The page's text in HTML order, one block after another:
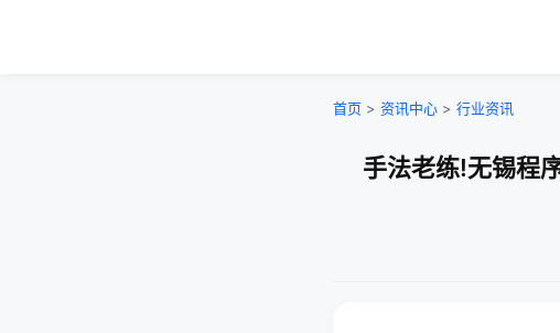
首页 > 资讯中心 > 行业资讯
手法老练!无锡程